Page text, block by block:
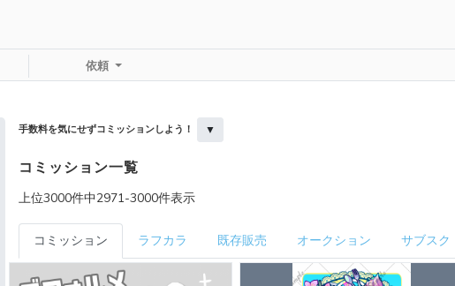
依頼
手数料を気にせずコミッションしよう！ ▼
コミッション一覧
上位3000件中2971-3000件表示
コミッション ラフカラ 既存販売 オークション サブスク